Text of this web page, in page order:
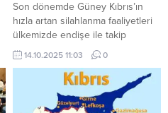
Son dönemde Güney Kıbrıs’ın
hızla artan silahlanma faaliyetleri
ülkemizde endişe ile takip
ediliyor. Güney Kıbrıs’ın son
dönemlerdeki silahlanma atağı
halk içerisinde yoğun endişeye
yol açtı. Yunan savaş uçaklarının
ada üzerinde yaptığı uçuşlar,
14.10.2025 11:03 0